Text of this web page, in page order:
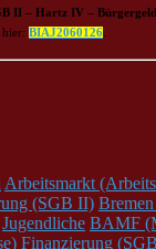
II – Hartz IV –
BIAJ2060126
Arbeitsmarkt
(SGB II)
Jugendliche BAMF
Finanzierung